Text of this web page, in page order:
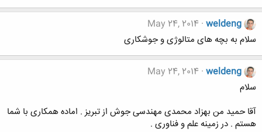
weldeng
May 24, 2014
سلام به بچه های متالوژی و جوشکاری
weldeng
May 24, 2014
سلام
آقا حمید من بهزاد محمدی مهندسی جوش از تبریز . اماده همکاری با شما
هستم . در زمینه علم و فناوری .